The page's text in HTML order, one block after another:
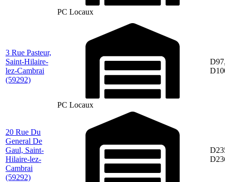
PC Locaux
3 Rue Pasteur,
Saint-Hilaire-
lez-Cambrai
(59292)
PC Locaux
20 Rue Du
General De
Gaul, Saint-
Hilaire-lez-
Cambrai
(59292)